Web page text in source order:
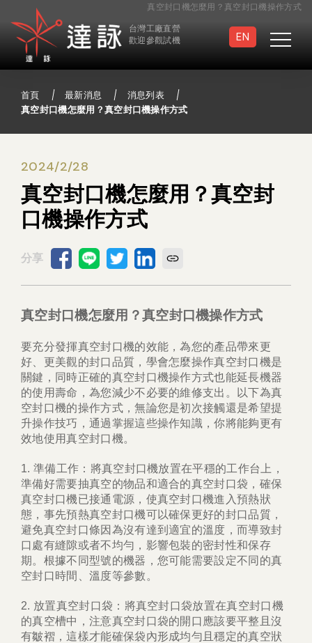
台灣工廠直營
歡迎參觀試機
真空封口機怎麼用？真空封口機操作方式
連續封口機 手壓/手提封口機
足踏封口機
其他
EN
首頁 最新消息
消息列表
真空封口機怎麼用？真空封口機操作方式
2024/2/28
真空封口機怎麼用？真空封
口機操作方式
真空封口機怎麼用？真空封口機操作方式
要充分發揮真空封口機的效能，為您的產品帶來更
好、更美觀的封口品質，學會怎麼操作真空封口機是
關鍵，同時正確的真空封口機操作方式也能延長機器
的使用壽命，為您減少不必要的維修支出。以下為真
空封口機的操作方式，無論您是初次接觸還是希望提
升操作技巧，通過掌握這些操作知識，你將能夠更有
效地使用真空封口機。
1. 準備工作：將真空封口機放置在平穩的工作台上，
準備好需要抽真空的物品和適合的真空封口袋，確保
真空封口機已接通電源，使真空封口機進入預熱狀
態，事先預熱真空封口機可以確保更好的封口品質，
避免真空封口條因為沒有達到適宜的溫度，而導致封
口處有縫隙或者不均勻，影響包裝的密封性和保存
期。根據不同型號的機器，您可能需要設定不同的真
空封口時間、溫度等參數。
2. 放置真空封口袋：將真空封口袋放置在真空封口機
的真空槽中，注意真空封口袋的開口應該要平整且沒
有皺褶，這樣才能確保袋內形成均勻且穩定的真空狀